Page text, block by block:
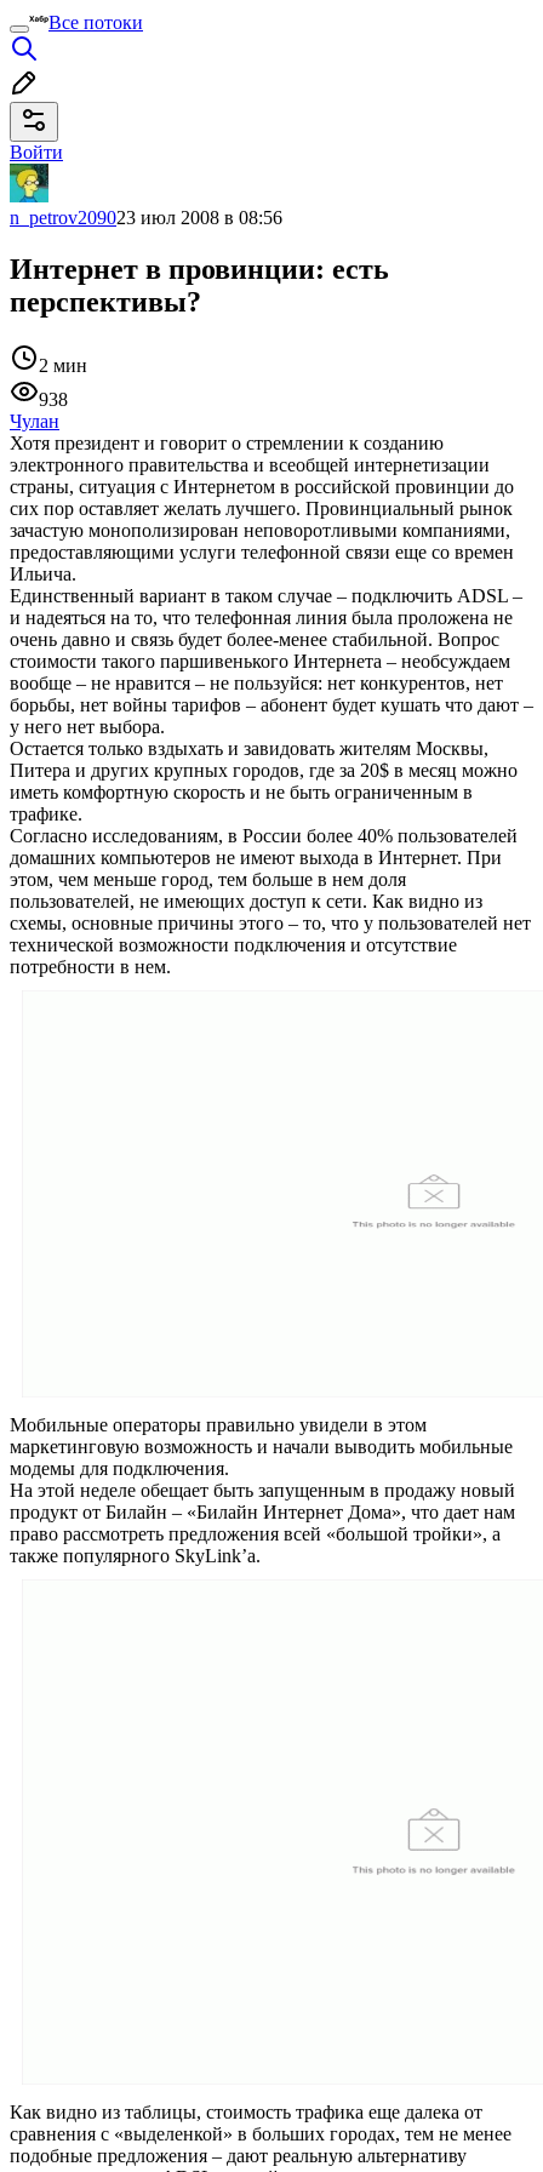
Все потоки
Войти
n_petrov209023 июл 2008 в 08:56
Интернет в провинции: есть
перспективы?
2 мин
938
Чулан
Хотя президент и говорит о стремлении к созданию
электронного правительства и всеобщей интернетизации
страны, ситуация с Интернетом в российской провинции до
сих пор оставляет желать лучшего. Провинциальный рынок
зачастую монополизирован неповоротливыми компаниями,
предоставляющими услуги телефонной связи еще со времен
Ильича.
Единственный вариант в таком случае – подключить ADSL –
и надеяться на то, что телефонная линия была проложена не
очень давно и связь будет более-менее стабильной. Вопрос
стоимости такого паршивенького Интернета – необсуждаем
вообще – не нравится – не пользуйся: нет конкурентов, нет
борьбы, нет войны тарифов – абонент будет кушать что дают –
у него нет выбора.
Остается только вздыхать и завидовать жителям Москвы,
Питера и других крупных городов, где за 20$ в месяц можно
иметь комфортную скорость и не быть ограниченным в
трафике.
Согласно исследованиям, в России более 40% пользователей
домашних компьютеров не имеют выхода в Интернет. При
этом, чем меньше город, тем больше в нем доля
пользователей, не имеющих доступ к сети. Как видно из
схемы, основные причины этого – то, что у пользователей нет
технической возможности подключения и отсутствие
потребности в нем.
Мобильные операторы правильно увидели в этом
маркетинговую возможность и начали выводить мобильные
модемы для подключения.
На этой неделе обещает быть запущенным в продажу новый
продукт от Билайн – «Билайн Интернет Дома», что дает нам
право рассмотреть предложения всей «большой тройки», а
также популярного SkyLink’a.
Как видно из таблицы, стоимость трафика еще далека от
сравнения с «выделенкой» в больших городах, тем не менее
подобные предложения – дают реальную альтернативу